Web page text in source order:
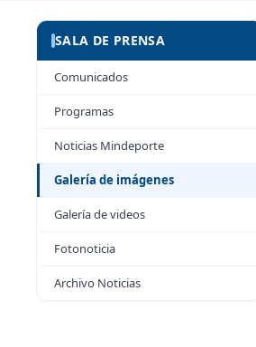
SALA DE PRENSA
Comunicados
Programas
Noticias Mindeporte
Galería de imágenes
Galería de videos
Fotonoticia
Archivo Noticias